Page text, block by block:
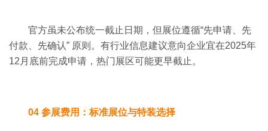
官方虽未公布统一截止日期，但展位遵循“先申请、先
付款、先确认” 原则。有行业信息建议意向企业宜在2025年
12月底前完成申请，热门展区可能更早截止。
04 参展费用：标准展位与特装选择